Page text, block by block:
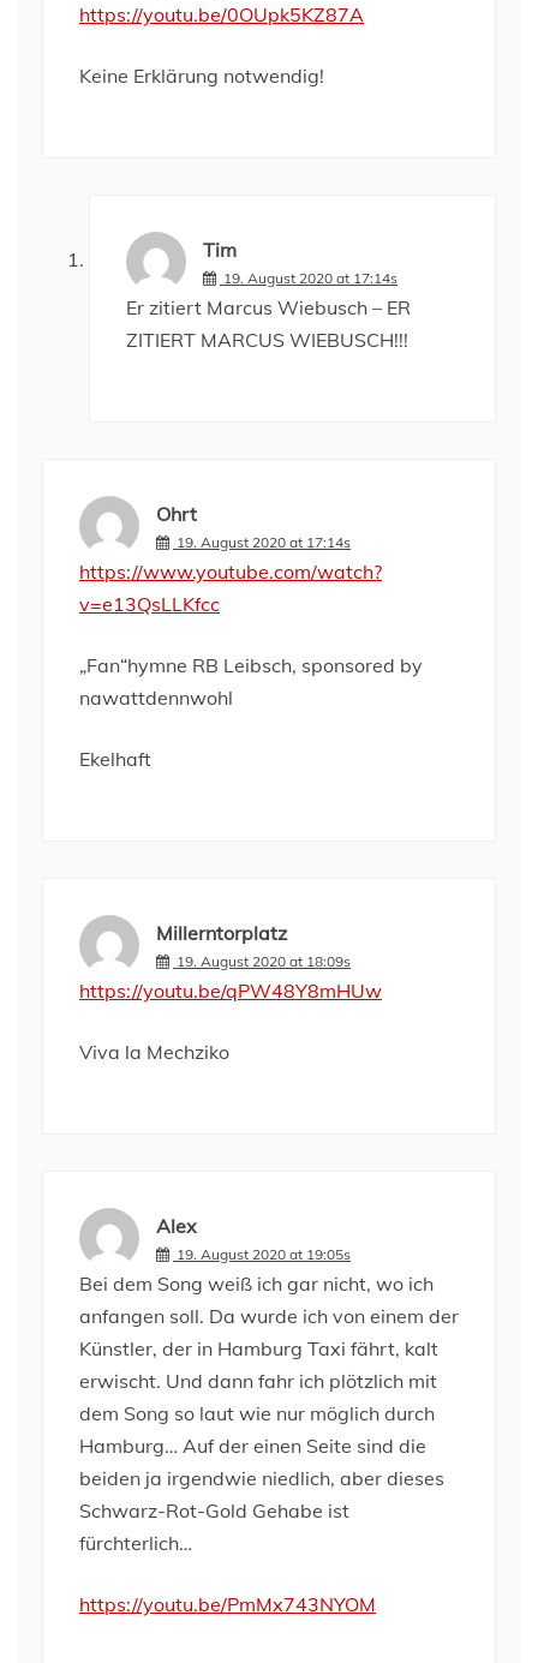
https://youtu.be/0OUpk5KZ87A
Keine Erklärung notwendig!
Tim
19. August 2020 at 17:14s
Er zitiert Marcus Wiebusch – ER
ZITIERT MARCUS WIEBUSCH!!!
Ohrt
19. August 2020 at 17:14s
https://www.youtube.com/watch?
v=e13QsLLKfcc
„Fan“hymne RB Leibsch, sponsored by
nawattdennwohl
Ekelhaft
Millerntorplatz
19. August 2020 at 18:09s
https://youtu.be/qPW48Y8mHUw
Viva la Mechziko
Alex
19. August 2020 at 19:05s
Bei dem Song weiß ich gar nicht, wo ich
anfangen soll. Da wurde ich von einem der
Künstler, der in Hamburg Taxi fährt, kalt
erwischt. Und dann fahr ich plötzlich mit
dem Song so laut wie nur möglich durch
Hamburg… Auf der einen Seite sind die
beiden ja irgendwie niedlich, aber dieses
Schwarz-Rot-Gold Gehabe ist
fürchterlich…
https://youtu.be/PmMx743NYOM